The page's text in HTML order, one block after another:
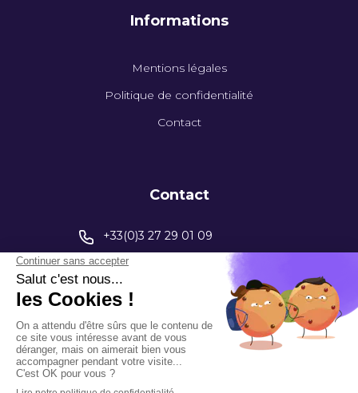
Informations
Mentions légales
Politique de confidentialité
Contact
Contact
+33(0)3 27 29 01 09
contact@capinstrumentation.fr
395 Av. Henri Barbusse
59770 Marly
Rejoignez-nous sur LinkedIn